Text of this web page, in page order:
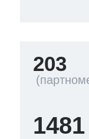
203
1481